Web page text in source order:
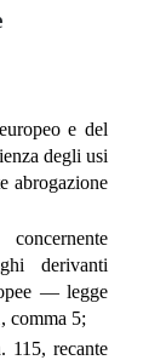
e del
degli usi
abrogazione
derivanti
— legge
comma 5;
115, recante